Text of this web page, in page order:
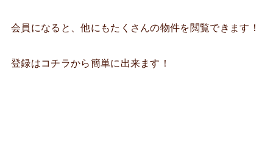
会員になると、他にもたくさんの物件を閲覧できます！
登録はコチラから簡単に出来ます！